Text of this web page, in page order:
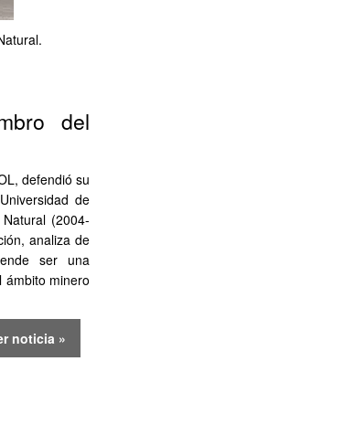
del
defendió su
de
(2004-
analiza de
ser una
ámbito minero
noticia »